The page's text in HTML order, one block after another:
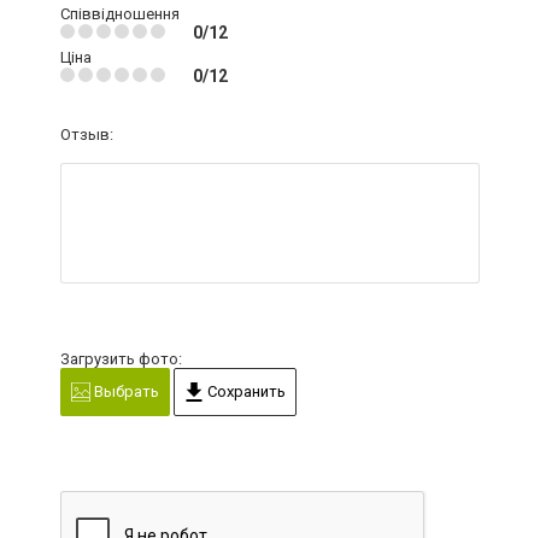
Співвідношення
0/12
Ціна
0/12
Отзыв:
Загрузить фото:
Выбрать
Сохранить